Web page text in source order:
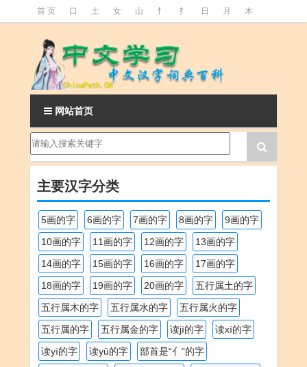
首 页 口 土 女 山 忄 扌 日 月 木
釒 阝 魚
网站首页
主要汉字分类
5画的字 6画的字 7画的字 8画的字
9画的字
10画的字
11画的字 12画的字
13画的字
14画的字
15画的字 16画的字
17画的字
18画的字
19画的字 20画的字
五行属土的字
五行属木的字
五行属水的字
五行属火的字
五行属的字
五行属金的字 读jī的字
读xí的字
读yī的字
读yǔ的字
部首是“亻”的字